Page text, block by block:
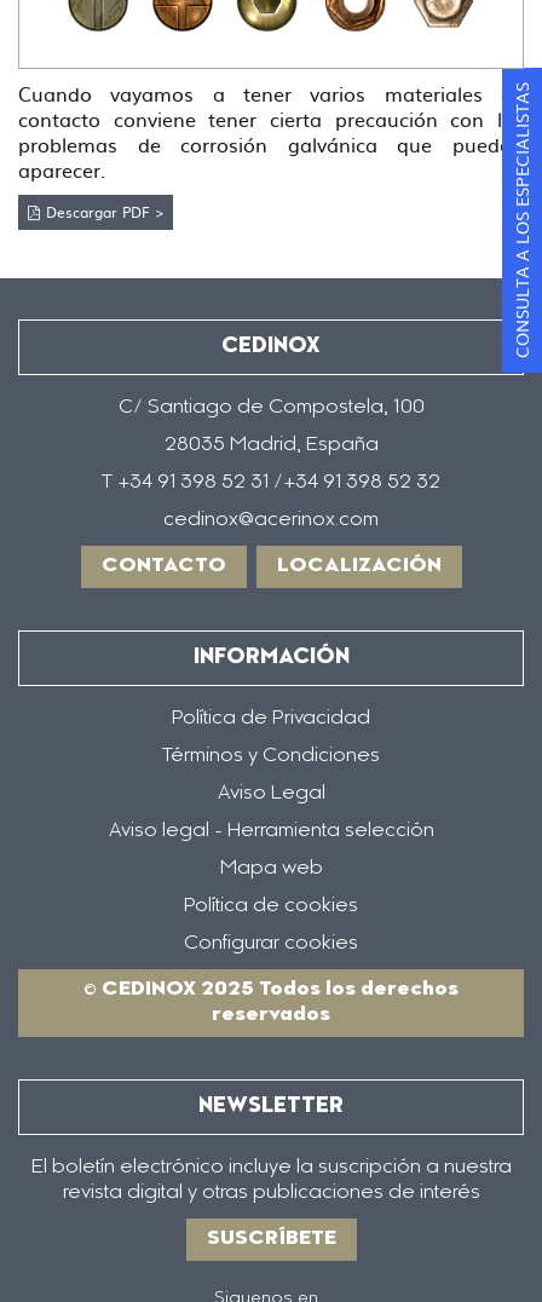
Cuando vayamos a tener varios materiales en
contacto conviene tener cierta precaución con los
problemas de corrosión galvánica que puedan
aparecer.
Descargar PDF >
CEDINOX
C/ Santiago de Compostela, 100
28035 Madrid, España
T +34 91 398 52 31 /+34 91 398 52 32
cedinox@acerinox.com
CONTACTO LOCALIZACIÓN
INFORMACIÓN
Política de Privacidad
Términos y Condiciones
Aviso Legal
Aviso legal - Herramienta selección
Mapa web
Política de cookies
Configurar cookies
© CEDINOX 2025 Todos los derechos
reservados
NEWSLETTER
El boletín electrónico incluye la suscripción a nuestra
revista digital y otras publicaciones de interés
SUSCRÍBETE
CONSULTA A LOS ESPECIALISTAS